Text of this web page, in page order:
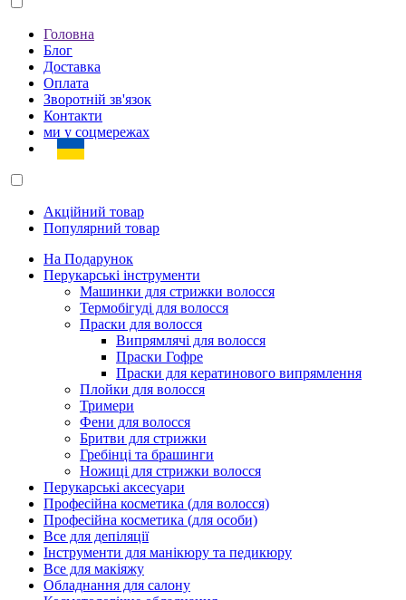
Головна
Блог
Доставка
Оплата
Зворотній зв'язок
Контакти
ми у соцмережах
Акційний товар
Популярний товар
На Подарунок
Перукарські інструменти
Машинки для стрижки волосся
Термобігуді для волосся
Праски для волосся
Випрямлячі для волосся
Праски Гофре
Праски для кератинового випрямлення
Плойки для волосся
Тримери
Фени для волосся
Бритви для стрижки
Гребінці та брашинги
Ножиці для стрижки волосся
Перукарські аксесуари
Професійна косметика (для волосся)
Професійна косметика (для особи)
Все для депіляції
Інструменти для манікюру та педикюру
Все для макіяжу
Обладнання для салону